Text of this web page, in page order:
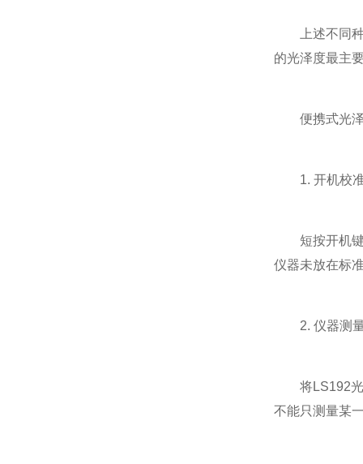
上述不同种
的光泽度最主
便携式光泽
1. 开机校
短按开机键
仪器未放在标
2. 仪器测
将LS192光
不能只测量某